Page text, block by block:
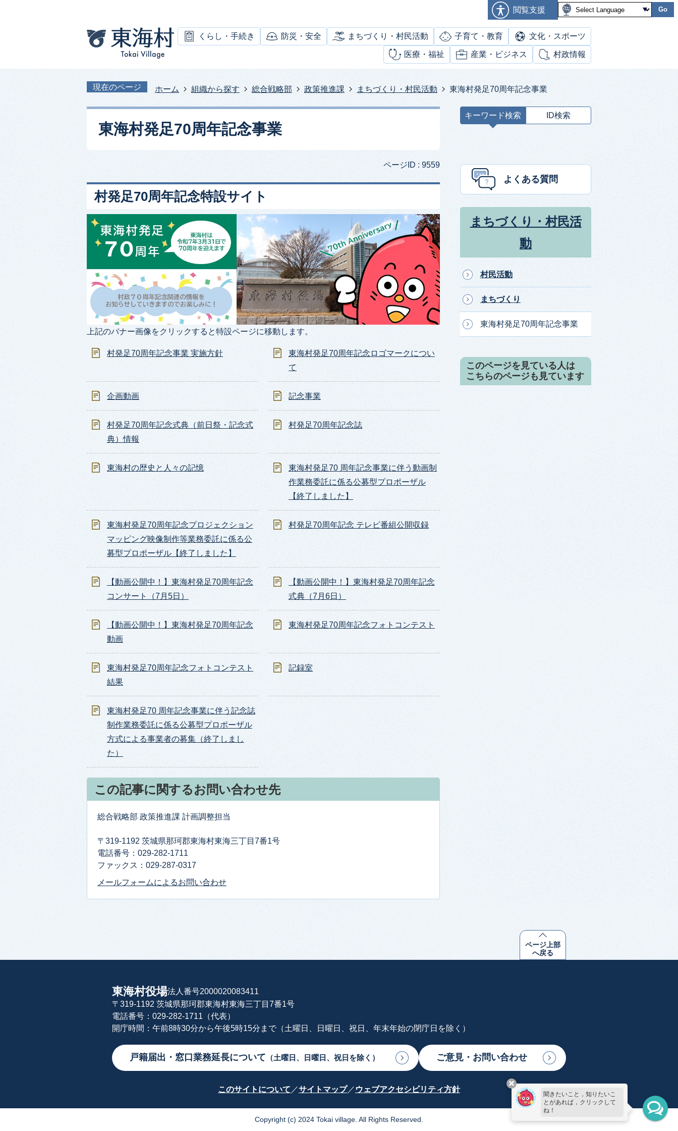
閲覧支援 Go
くらし・手続き 防災・安全 まちづくり・村民活動 子育て・教育 文化・スポーツ
医療・福祉 産業・ビジネス 村政情報
現在のページ ホーム 組織から探す 総合戦略部 政策推進課 まちづくり・村民活動 東海村発足70周年記念事業
東海村発足70周年記念事業
ページID : 9559
村発足70周年記念特設サイト
上記のバナー画像をクリックすると特設ページに移動します。
村発足70周年記念事業 実施方針
東海村発足70周年記念ロゴマークについ
て
企画動画 記念事業
村発足70周年記念式典（前日祭・記念式
典）情報
村発足70周年記念誌
東海村の歴史と人々の記憶
東海村発足70 周年記念事業に伴う動画制
作業務委託に係る公募型プロポーザル
【終了しました】
東海村発足70周年記念プロジェクション
マッピング映像制作等業務委託に係る公
募型プロポーザル【終了しました】
村発足70周年記念 テレビ番組公開収録
【動画公開中！】東海村発足70周年記念
コンサート（7月5日）
【動画公開中！】東海村発足70周年記念
式典（7月6日）
【動画公開中！】東海村発足70周年記念
動画
東海村発足70周年記念フォトコンテスト
東海村発足70周年記念フォトコンテスト
結果
記録室
東海村発足70 周年記念事業に伴う記念誌
制作業務委託に係る公募型プロポーザル
方式による事業者の募集（終了しまし
た）
この記事に関するお問い合わせ先
総合戦略部 政策推進課 計画調整担当
〒319-1192 茨城県那珂郡東海村東海三丁目7番1号
電話番号：029-282-1711
ファックス：029-287-0317
メールフォームによるお問い合わせ
キーワード検索 ID検索
ー
よくある質問
まちづくり・村民活
動
村民活動
まちづくり
東海村発足70周年記念事業
このページを見ている人は
こちらのページも見ています
ページ上部
へ戻る
東海村役場法人番号2000020083411
〒319-1192 茨城県那珂郡東海村東海三丁目7番1号
電話番号：029-282-1711（代表）
開庁時間：午前8時30分から午後5時15分まで（土曜日、日曜日、祝日、年末年始の閉庁日を除く）
戸籍届出・窓口業務延長について （土曜日、日曜日、祝日を除く） ご意見・お問い合わせ
このサイトについて サイトマップ ウェブアクセシビリティ方針
Copyright (c) 2024 Tokai village. All Rights Reserved.
聞きたいこと，知りたいこ
とがあれば，クリックして
ね！